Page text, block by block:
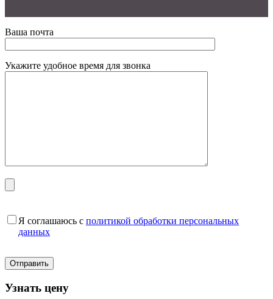
Ваша почта
Укажите удобное время для звонка
Я соглашаюсь с политикой обработки персональных
данных
Узнать цену